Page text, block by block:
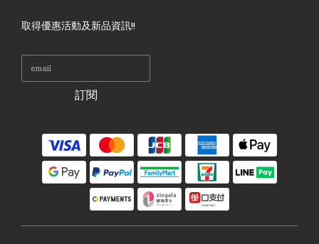
取得優惠活動及新品資訊!!
訂閱